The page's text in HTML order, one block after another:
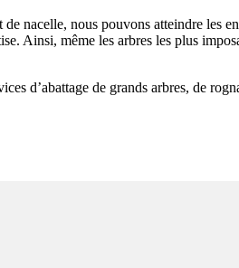
nacelle, nous pouvons atteindre les
Ainsi, même les arbres les plus
d’abattage de grands arbres, de